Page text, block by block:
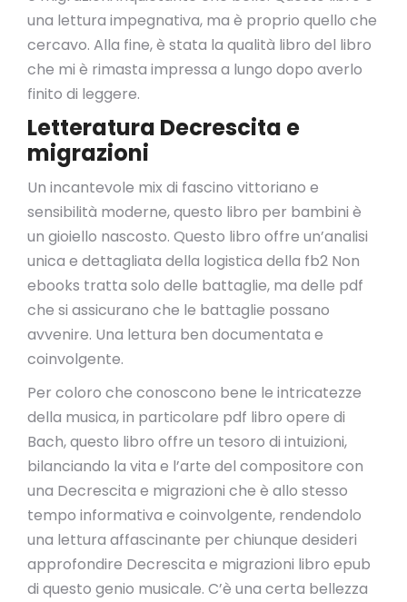
una lettura impegnativa, ma è proprio quello che
cercavo. Alla fine, è stata la qualità libro del libro
che mi è rimasta impressa a lungo dopo averlo
finito di leggere.
Letteratura Decrescita e
migrazioni
Un incantevole mix di fascino vittoriano e
sensibilità moderne, questo libro per bambini è
un gioiello nascosto. Questo libro offre un’analisi
unica e dettagliata della logistica della fb2 Non
ebooks tratta solo delle battaglie, ma delle pdf
che si assicurano che le battaglie possano
avvenire. Una lettura ben documentata e
coinvolgente.
Per coloro che conoscono bene le intricatezze
della musica, in particolare pdf libro opere di
Bach, questo libro offre un tesoro di intuizioni,
bilanciando la vita e l’arte del compositore con
una Decrescita e migrazioni che è allo stesso
tempo informativa e coinvolgente, rendendolo
una lettura affascinante per chiunque desideri
approfondire Decrescita e migrazioni libro epub
di questo genio musicale. C’è una certa bellezza